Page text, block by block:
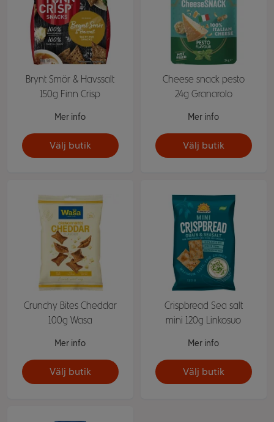
Brynt Smör & Havssalt
150g Finn Crisp
Mer info
Välj butik
Cheese snack pesto
24g Granarolo
Mer info
Välj butik
Crunchy Bites Cheddar
100g Wasa
Mer info
Välj butik
Crispbread Sea salt
mini 120g Linkosuo
Mer info
Välj butik